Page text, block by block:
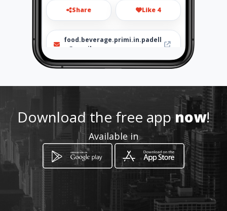
Share Like 4
food.beverage.primi.in.padell
a@gmail.com
-
Download the free appnow!
Available in